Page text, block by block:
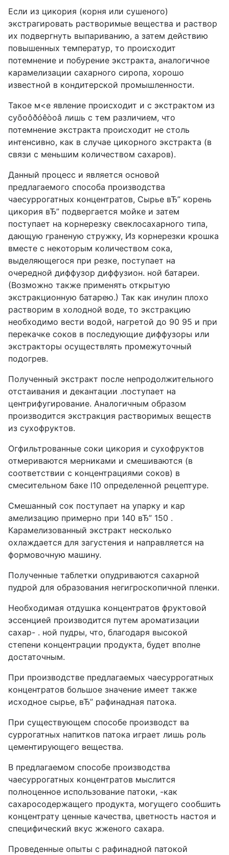
Если из цикория (корня или сушеного)
экстрагировать растворимые вещества и раствор
их подвергнуть выпариванию, а затем действию
повышенных температур, то происходит
потемнение и побурение экстракта, аналогичное
карамелизации сахарного сиропа, хорошо
известной в кондитерской промышленности.
Такое м<е явление происходит и с экстрактом из
cyõoôðóêòoâ лишь с тем различием, что
потемнение экстракта происходит не столь
интенсивно, как в случае цикорного экстракта (в
связи с меньшим количеством сахаров).
Данный процесс и является основой
предлагаемого способа производства
чаесуррогатных концентратов, Сырье вЂ” корень
цикория вЂ” подвергается мойке и затем
поступает на корнерезку свеклосахарного типа,
дающую граненую стружку, Из корнерезки крошка
вместе с некоторым количеством сока,
выделяющегося при резке, поступает на
очередной диффузор диффузион. ной батареи.
(Возможно также применять открытую
экстракционную батарею.) Так как инулин плохо
растворим в холодной воде, то экстракцию
необходимо вести водой, нагретой до 90 95 и при
перекачке соков в последующие диффузоры или
экстракторы осуществлять промежуточный
подогрев.
Полученный экстракт после непродолжительного
отстаивания и декантации .поступает на
центрифугирование. Аналогичным образом
производится экстракция растворимых веществ
из сухофруктов.
Огфильтрованные соки цикория и сухофруктов
отмериваются мерниками и смешиваются (в
соответствии с концентрациями соков) в
смесительном баке l10 определенной рецептуре.
Смешанный сок поступает на упарку и кар
амелизацию примерно при 140 вЂ” 150 .
Карамелизованный экстракт несколько
охлаждается для загустения и направляется на
формовочную машину.
Полученные таблетки опудриваются сахарной
пудрой для образования негигроскопичной пленки.
Необходимая отдушка концентратов фруктовой
эссенцией производится путем ароматизации
сахар- . ной пудры, что, благодаря высокой
степени концентрации продукта, будет вполне
достаточным.
При производстве предлагаемых чаесуррогатных
концентратов большое значение имеет также
исходное сырье, вЂ” рафинадная патока.
При существующем способе производст ва
суррогатных напитков патока играет лишь роль
цементирующего вещества.
В предлагаемом способе производства
чаесуррогатных концентратов мыслится
полноценное использование патоки, -как
сахаросодержащего продукта, могущего сообшить
концентрату ценные качества, цветность настоя и
специфический вкус жженого сахара.
Проведенные опыты с рафинадной патокой